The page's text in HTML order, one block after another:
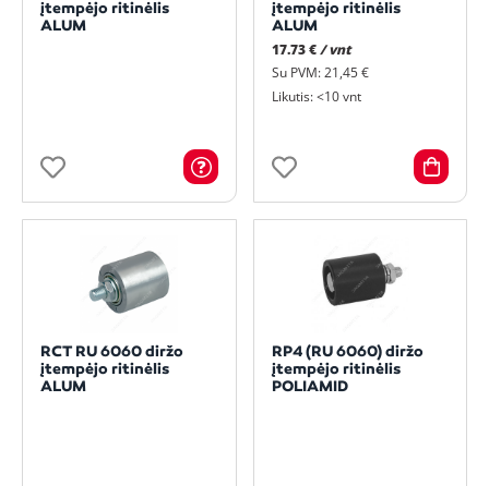
įtempėjo ritinėlis
ALUM
įtempėjo ritinėlis
ALUM
17.73 € / vnt
Su PVM: 21,45 €
Likutis: <10 vnt
RCT RU 6060 diržo
įtempėjo ritinėlis
ALUM
RP4 (RU 6060) diržo
įtempėjo ritinėlis
POLIAMID